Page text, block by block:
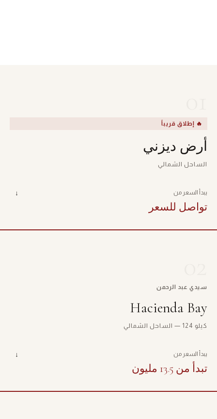
🔥 إطلاق قريباً
أرض ديزني
الساحل الشمالي
يبدأ السعر من
تواصل للسعر
↓
سيدي عبد الرحمن
Hacienda Bay
كيلو 124 — الساحل الشمالي
يبدأ السعر من
تبدأ من 13.5 مليون
↓